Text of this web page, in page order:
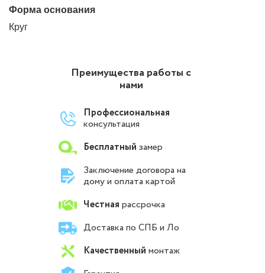
Форма основания
Круг
Преимущества работы с
нами
Профессиональная
консультация
Бесплатный замер
Заключение договора на
дому и оплата картой
Честная рассрочка
Доставка по СПБ и Ло
Качественный монтаж